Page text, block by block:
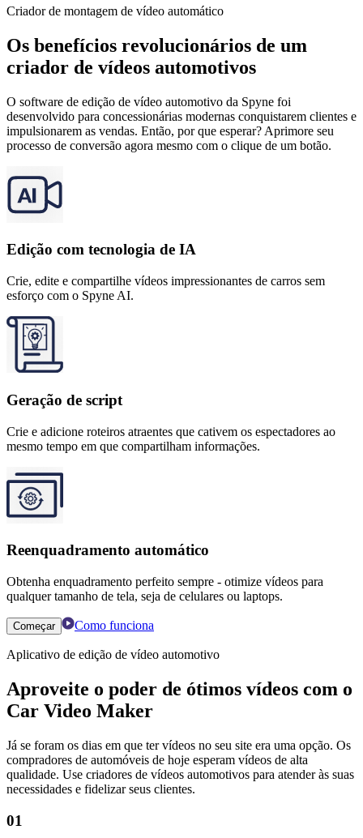
Criador de montagem de vídeo automático
Os benefícios revolucionários de um
criador de vídeos automotivos
O software de edição de vídeo automotivo da Spyne foi
desenvolvido para concessionárias modernas conquistarem clientes e
impulsionarem as vendas. Então, por que esperar? Aprimore seu
processo de conversão agora mesmo com o clique de um botão.
Edição com tecnologia de IA
Crie, edite e compartilhe vídeos impressionantes de carros sem
esforço com o Spyne AI.
Geração de script
Crie e adicione roteiros atraentes que cativem os espectadores ao
mesmo tempo em que compartilham informações.
Reenquadramento automático
Obtenha enquadramento perfeito sempre - otimize vídeos para
qualquer tamanho de tela, seja de celulares ou laptops.
Começar Como funciona
Aplicativo de edição de vídeo automotivo
Aproveite o poder de ótimos vídeos com o
Car Video Maker
Já se foram os dias em que ter vídeos no seu site era uma opção. Os
compradores de automóveis de hoje esperam vídeos de alta
qualidade. Use criadores de vídeos automotivos para atender às suas
necessidades e fidelizar seus clientes.
01